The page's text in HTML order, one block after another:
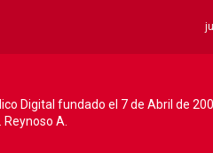
Digital fundado el 7 de Abril de
Reynoso A.